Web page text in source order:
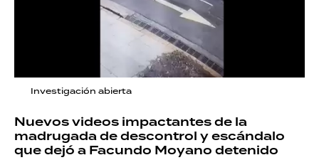
Investigación abierta
Nuevos videos impactantes de la
madrugada de descontrol y escándalo
que dejó a Facundo Moyano detenido